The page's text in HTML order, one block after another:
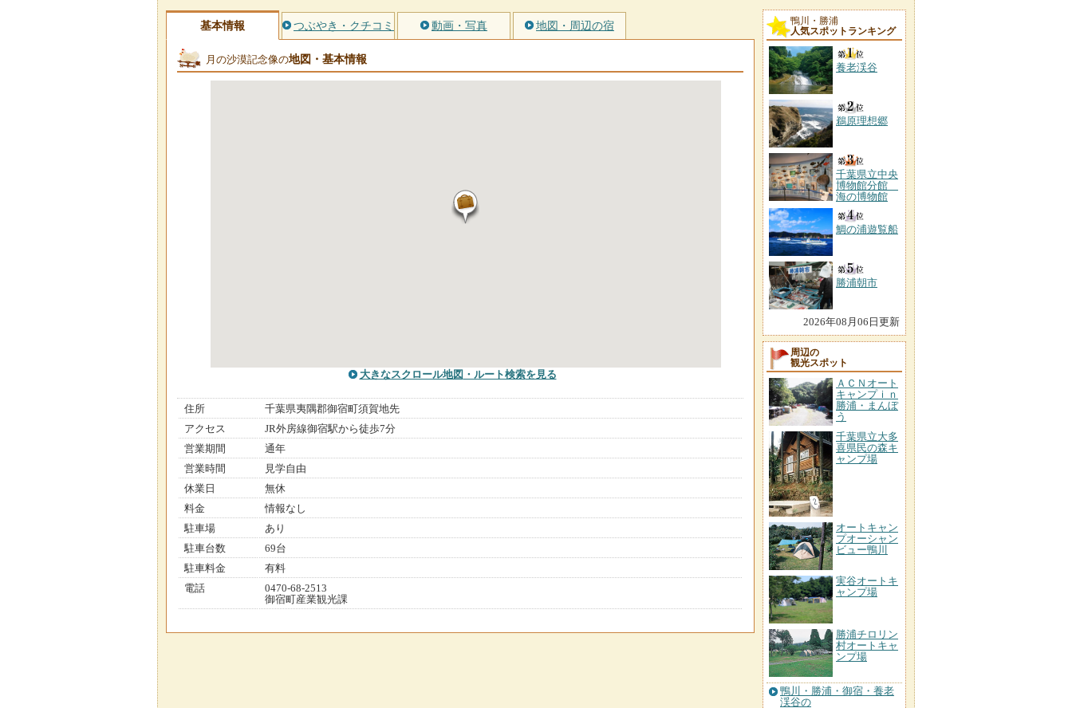
基本情報 つぶやき・クチコミ 動画・写真 地図・周辺の宿
月の沙漠記念像の地図・基本情報
大きなスクロール地図 ・ルート検索を見る
住所
千葉県夷隅郡御宿町須賀地先
アクセス
JR外房線御宿駅から徒歩7分
営業期間
通年
営業時間
見学自由
休業日
無休
料金
情報なし
駐車場
あり
駐車台数
69台
駐車料金
有料
電話
0470-68-2513
御宿町産業観光課
鴨川・勝浦
人気スポットランキング
養老渓谷
鵜原理想郷
千葉県立中央
博物館分館
海の博物館
鯛の浦遊覧船
勝浦朝市
2026年08月06日更新
周辺の
観光スポット
ＡＣＮオート
キャンプｉｎ
勝浦・まんぼ
う
千葉県立大多
喜県民の森キ
ャンプ場
オートキャン
プオーシャン
ビュー鴨川
実谷オートキ
ャンプ場
勝浦チロリン
村オートキャ
ンプ場
鴨川・勝浦・御宿・養老
渓谷の